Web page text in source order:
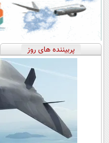
پربیننده های روز